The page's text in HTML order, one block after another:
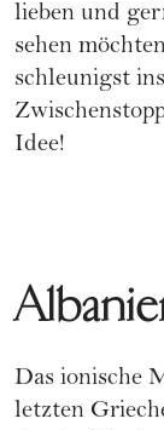
lieben und
sehen
schleunigst
Idee!
Das ionische
letzten